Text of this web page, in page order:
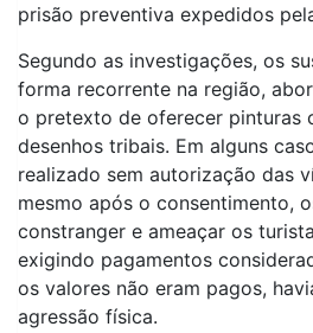
prisão preventiva expedidos
Segundo as investigações, os
forma recorrente na região,
o pretexto de oferecer pinturas
desenhos tribais. Em alguns
realizado sem autorização das
mesmo após o consentimento,
constranger e ameaçar os
exigindo pagamentos
os valores não eram pagos,
agressão física.